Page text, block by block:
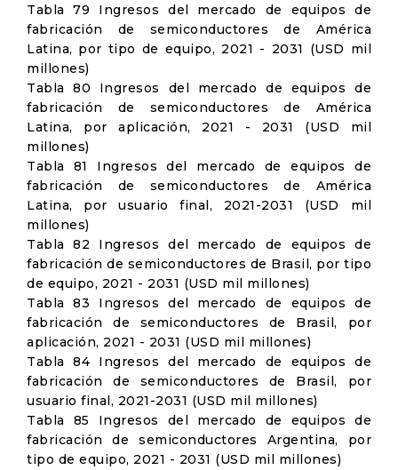
Tabla 79 Ingresos del mercado de equipos de
fabricación de semiconductores de América
Latina, por tipo de equipo, 2021 - 2031 (USD mil
millones)
Tabla 80 Ingresos del mercado de equipos de
fabricación de semiconductores de América
Latina, por aplicación, 2021 - 2031 (USD mil
millones)
Tabla 81 Ingresos del mercado de equipos de
fabricación de semiconductores de América
Latina, por usuario final, 2021-2031 (USD mil
millones)
Tabla 82 Ingresos del mercado de equipos de
fabricación de semiconductores de Brasil, por tipo
de equipo, 2021 - 2031 (USD mil millones)
Tabla 83 Ingresos del mercado de equipos de
fabricación de semiconductores de Brasil, por
aplicación, 2021 - 2031 (USD mil millones)
Tabla 84 Ingresos del mercado de equipos de
fabricación de semiconductores de Brasil, por
usuario final, 2021-2031 (USD mil millones)
Tabla 85 Ingresos del mercado de equipos de
fabricación de semiconductores Argentina, por
tipo de equipo, 2021 - 2031 (USD mil millones)